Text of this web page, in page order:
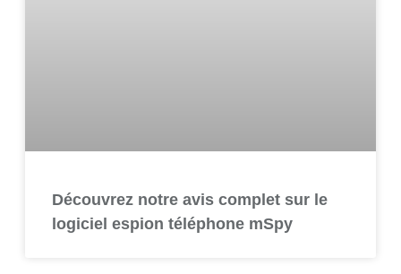
Découvrez notre avis complet sur le
logiciel espion téléphone mSpy